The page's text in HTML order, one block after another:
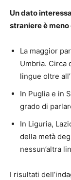
Un dato
straniere è
La maggior
Umbria. Circa
lingue oltre
In Puglia e in
grado di
In Liguria,
della metà
nessun’altra
I risultati